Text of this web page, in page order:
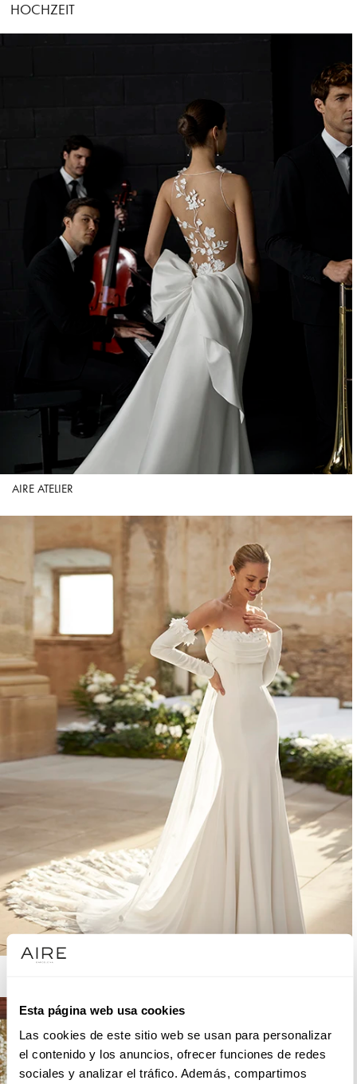
Esta página web usa cookies
Las cookies de este sitio web se usan para personalizar
el contenido y los anuncios, ofrecer funciones de redes
sociales y analizar el tráfico. Además, compartimos
HOCHZEIT
AIRE ATELIER